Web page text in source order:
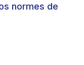
normes de